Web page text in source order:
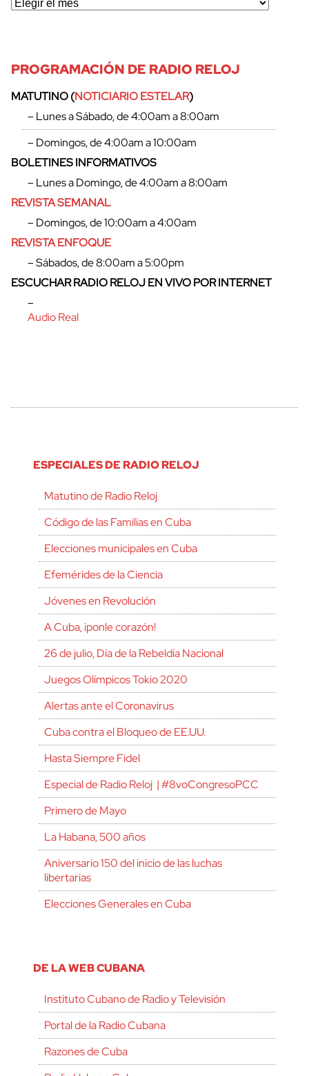
cerrar
PROGRAMACIÓN DE RADIO RELOJ
MATUTINO (NOTICIARIO ESTELAR)
– Lunes a Sábado, de 4:00am a 8:00am
– Domingos, de 4:00am a 10:00am
BOLETINES INFORMATIVOS
– Lunes a Domingo, de 4:00am a 8:00am
REVISTA SEMANAL
– Domingos, de 10:00am a 4:00am
REVISTA ENFOQUE
– Sábados, de 8:00am a 5:00pm
ESCUCHAR RADIO RELOJ EN VIVO POR INTERNET
–
Audio Real
ESPECIALES DE RADIO RELOJ
Matutino de Radio Reloj
Código de las Familias en Cuba
Elecciones municipales en Cuba
Efemérides de la Ciencia
Jóvenes en Revolución
A Cuba, ¡ponle corazón!
26 de julio, Día de la Rebeldía Nacional
Juegos Olímpicos Tokio 2020
Alertas ante el Coronavirus
Cuba contra el Bloqueo de EE.UU.
Hasta Siempre Fidel
Especial de Radio Reloj | #8voCongresoPCC
Primero de Mayo
La Habana, 500 años
Aniversario 150 del inicio de las luchas
libertarias
Elecciones Generales en Cuba
DE LA WEB CUBANA
Instituto Cubano de Radio y Televisión
Portal de la Radio Cubana
Razones de Cuba